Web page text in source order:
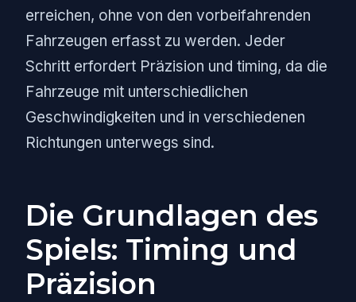
erreichen, ohne von den vorbeifahrenden
Fahrzeugen erfasst zu werden. Jeder
Schritt erfordert Präzision und timing, da die
Fahrzeuge mit unterschiedlichen
Geschwindigkeiten und in verschiedenen
Richtungen unterwegs sind.
Die Grundlagen des
Spiels: Timing und
Präzision